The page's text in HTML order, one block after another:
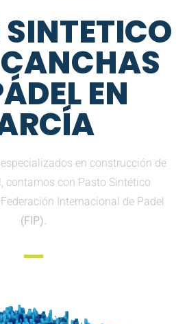
EN
en construcción de
contamos con Pasto Sintético
Internacional de Padel
(FIP).